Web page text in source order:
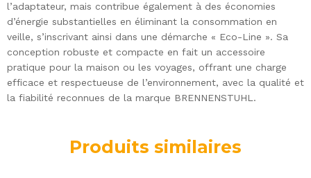
l’adaptateur, mais contribue également à des économies
d’énergie substantielles en éliminant la consommation en
veille, s’inscrivant ainsi dans une démarche « Eco-Line ». Sa
conception robuste et compacte en fait un accessoire
pratique pour la maison ou les voyages, offrant une charge
efficace et respectueuse de l’environnement, avec la qualité et
la fiabilité reconnues de la marque BRENNENSTUHL.
Produits similaires